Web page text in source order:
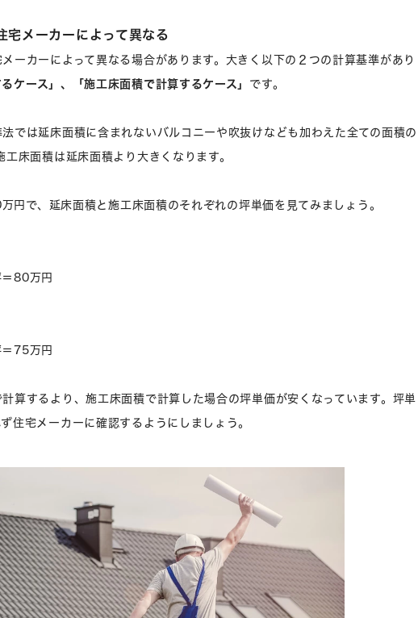
宅メーカーによって異なる
ーカーによって異なる場合があります。大きく以下の２つの計算基準があり
ケース」、「施工床面積で計算するケース」 です。
では延床面積に含まれないバルコニーや吹抜けなども加わえた全ての面積の
床面積は延床面積より大きくなります。
円で、延床面積と施工床面積のそれぞれの坪単価を見てみましょう。
80万円
75万円
計算するより、施工床面積で計算した場合の坪単価が安くなっています。坪単
住宅メーカーに確認するようにしましょう。